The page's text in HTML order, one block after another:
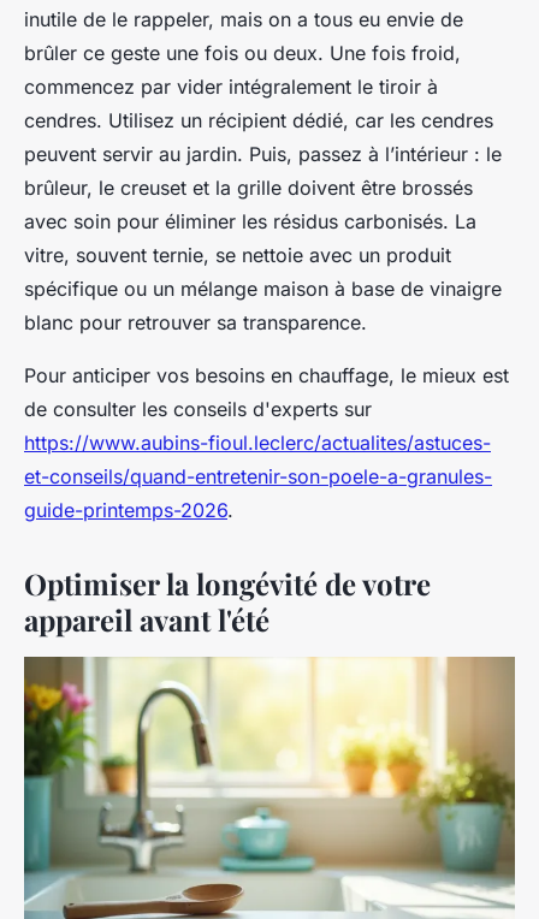
inutile de le rappeler, mais on a tous eu envie de
brûler ce geste une fois ou deux. Une fois froid,
commencez par vider intégralement le tiroir à
cendres. Utilisez un récipient dédié, car les cendres
peuvent servir au jardin. Puis, passez à l’intérieur : le
brûleur, le creuset et la grille doivent être brossés
avec soin pour éliminer les résidus carbonisés. La
vitre, souvent ternie, se nettoie avec un produit
spécifique ou un mélange maison à base de vinaigre
blanc pour retrouver sa transparence.
Pour anticiper vos besoins en chauffage, le mieux est
de consulter les conseils d'experts sur
https://www.aubins-fioul.leclerc/actualites/astuces-
et-conseils/quand-entretenir-son-poele-a-granules-
guide-printemps-2026.
Optimiser la longévité de votre
appareil avant l'été